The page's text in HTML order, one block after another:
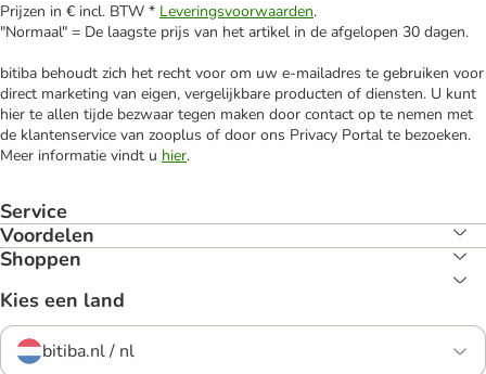
Prijzen in € incl. BTW * Leveringsvoorwaarden.
"Normaal" = De laagste prijs van het artikel in de afgelopen 30 dagen.
bitiba behoudt zich het recht voor om uw e-mailadres te gebruiken voor
direct marketing van eigen, vergelijkbare producten of diensten. U kunt
hier te allen tijde bezwaar tegen maken door contact op te nemen met
de klantenservice van zooplus of door ons Privacy Portal te bezoeken.
Meer informatie vindt u hier.
Service
Voordelen
Shoppen
Kies een land
bitiba.nl / nl